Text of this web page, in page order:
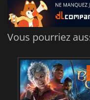
Vous pourriez